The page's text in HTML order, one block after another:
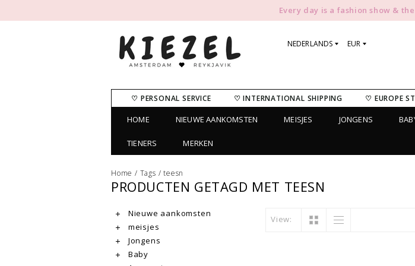
Every day is a fashion show &
NEDERLANDS EUR
♡ PERSONAL SERVICE ♡ INTERNATIONAL SHIPPING ♡ EUROPE
HOME NIEUWE AANKOMSTEN MEISJES JONGENS
TIENERS MERKEN
Home / Tags /teesn
PRODUCTEN GETAGD MET TEESN
Nieuwe aankomsten
meisjes
Jongens
Baby
View: